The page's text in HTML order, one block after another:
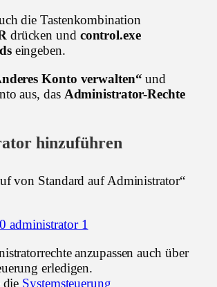
die Tastenkombination
drücken und control.exe
eingeben.
Konto verwalten“ und
aus, das Administrator-Rechte
hinzuführen
von Standard auf Administrator“
anzupassen auch über
erledigen.
die Systemsteuerung